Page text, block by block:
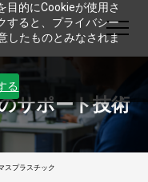
目的にCookieが使用さ
すると、プライバシー
したものとみなされま
る
サポート技術
スプラスチック